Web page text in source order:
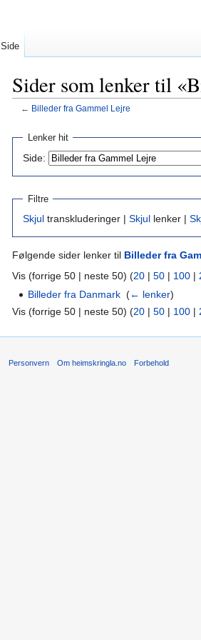
Sider som lenker til
← Billeder fra Gammel Lejre
Hopp
navigering
Hopp
søk
Lenker hit
Side:
Filtre
Skjul transkluderinger | Skjul lenker |
Følgende sider lenker til Billeder fra
Vis (forrige 50 | neste 50) (20 | 50 | 100 |
Billeder fra Danmark ‎(← lenker)
Vis (forrige 50 | neste 50) (20 | 50 | 100 |
Side
Personvern Om heimskringla.no Forbehold